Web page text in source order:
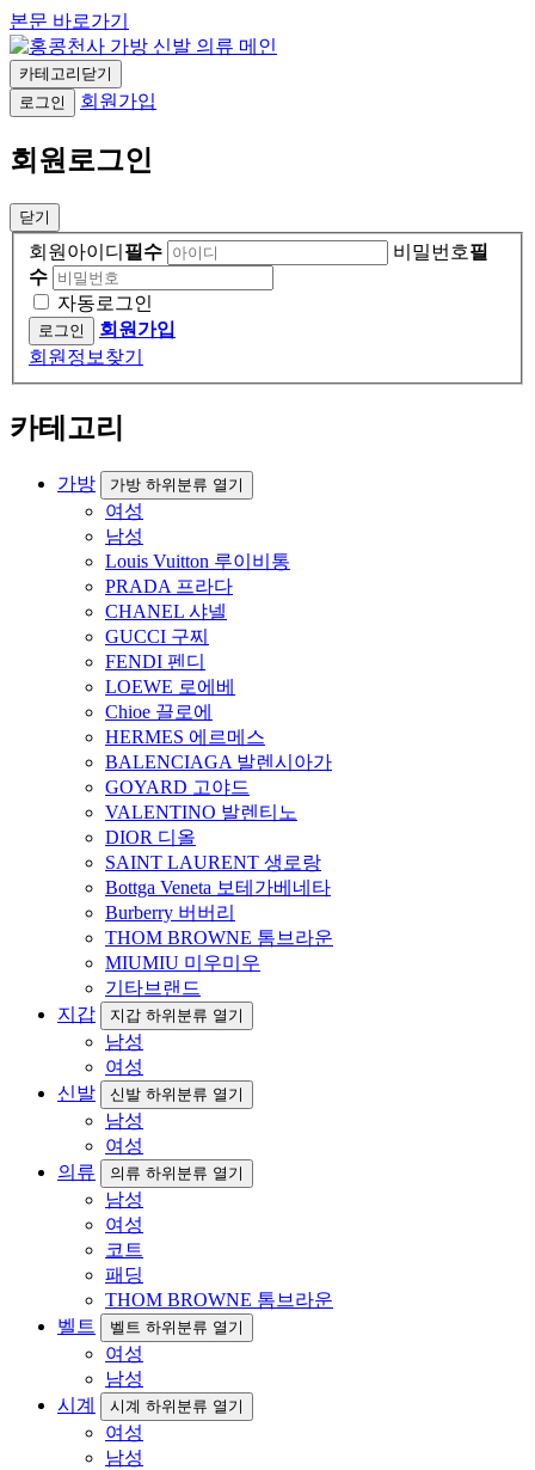
본문 바로가기
카테고리닫기
로그인
회원가입
회원로그인
닫기
회원아이디 필수 비밀번호필
수
자동로그인
회원가입
회원정보찾기
카테고리
가방 가방 하위분류 열기
여성
남성
Louis Vuitton 루이비통
PRADA 프라다
CHANEL 샤넬
GUCCI 구찌
FENDI 펜디
LOEWE 로에베
Chioe 끌로에
HERMES 에르메스
BALENCIAGA 발렌시아가
GOYARD 고야드
VALENTINO 발렌티노
DIOR 디올
SAINT LAURENT 생로랑
Bottga Veneta 보테가베네타
Burberry 버버리
THOM BROWNE 톰브라운
MIUMIU 미우미우
기타브랜드
지갑
지갑 하위분류 열기
남성
여성
신발
신발 하위분류 열기
남성
여성
의류
의류 하위분류 열기
남성
여성
코트
패딩
THOM BROWNE 톰브라운
벨트
벨트 하위분류 열기
여성
남성
시계
시계 하위분류 열기
여성
남성